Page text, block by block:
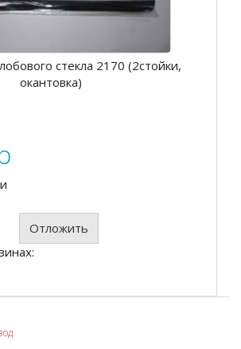
стекла 2170 (2стойки,
окантовка)
Отложить